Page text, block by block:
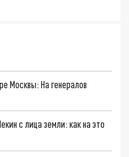
Москвы: На генералов
с лица земли: как на это